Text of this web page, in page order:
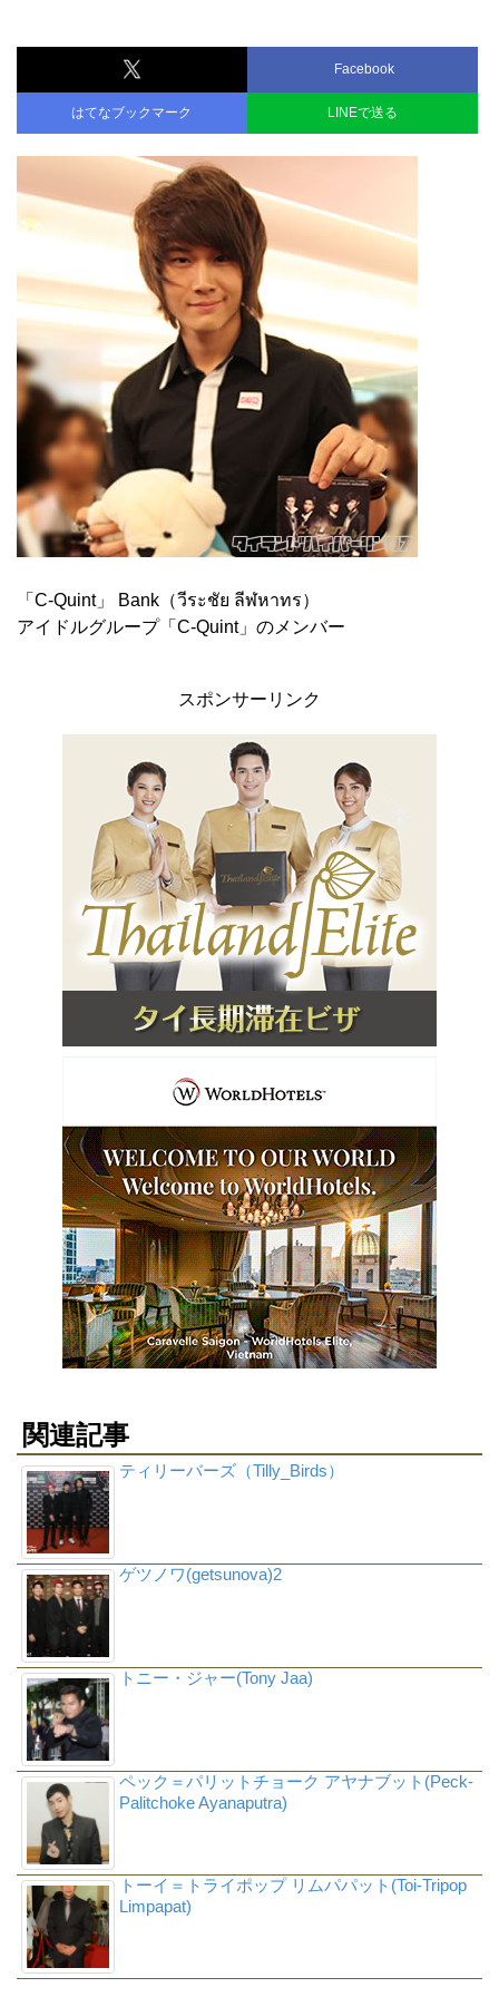
Facebook
はてなブックマーク LINEで送る
「C-Quint」 Bank（วีระชัย ลีฬหาทร）
アイドルグループ「C-Quint」のメンバー
スポンサーリンク
関連記事
ティリーバーズ（Tilly_Birds）
ゲツノワ(getsunova)2
トニー・ジャー(Tony Jaa)
ペック＝パリットチョーク アヤナブット(Peck-
Palitchoke Ayanaputra)
トーイ＝トライポップ リムパパット(Toi-Tripop
Limpapat)